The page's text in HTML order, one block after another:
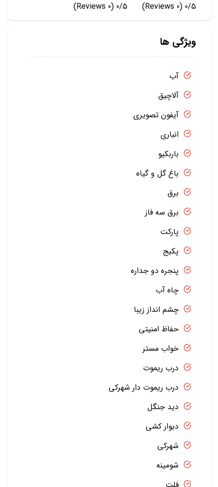
0/5
(0 Reviews)
0/5
(0 Reviews)
ویژگی ها
آب
آلاچیق
آیفون تصویری
انباری
باربکیو
باغ گل و گیاه
برق
برق سه فاز
پارکت
پکیج
پنجره دو جداره
چاه آب
چشم انداز زیبا
حفاظ امنیتی
خواب مستر
درب ریموت
درب ریموت دار شهرکی
دید جنگل
دیوار کشی
شهرکی
شومینه